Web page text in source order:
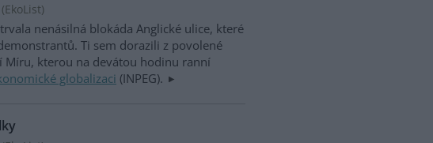
nenásilná blokáda Anglické ulice, které
Ti sem dorazili z povolené
Míru, kterou na devátou hodinu ranní
globalizaci (INPEG).